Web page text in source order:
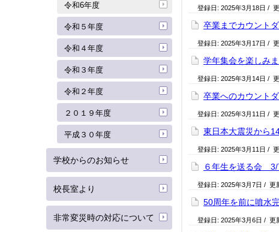
令和6年度
令和５年度
令和４年度
令和３年度
令和２年度
２０１９年度
平成３０年度
学校からのお知らせ
校長室より
非常変災時の対応について
登録日: 2025年3月18日 /
卒業までカウント
登録日: 2025年3月17日 /
学年集会を楽しみ
登録日: 2025年3月14日 /
卒業へのカウント
登録日: 2025年3月11日 /
東日本大震災から
登録日: 2025年3月11日 /
６年生を送る会 3/
登録日: 2025年3月7日 / 更
50周年を前に噴水
登録日: 2025年3月6日 / 更